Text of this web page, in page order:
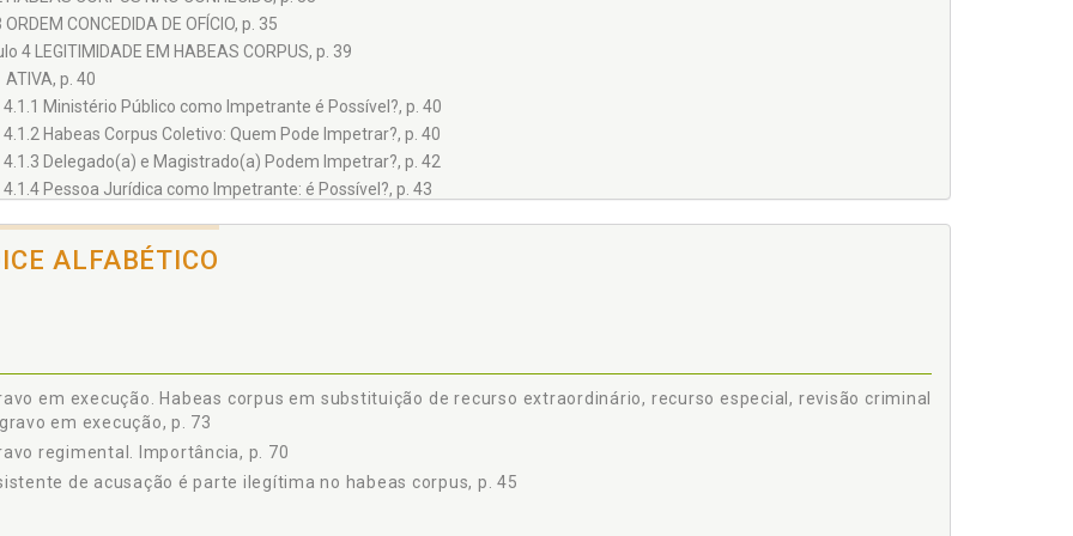
ORDEM CONCEDIDA DE OFÍCIO, p. 35
4 LEGITIMIDADE EM HABEAS CORPUS, p. 39
ATIVA, p. 40
4.1.1 Ministério Público como Impetrante é Possível?, p. 40
4.1.2 Habeas Corpus Coletivo: Quem Pode Impetrar?, p. 40
4.1.3 Delegado(a) e Magistrado(a) Podem Impetrar?, p. 42
4.1.4 Pessoa Jurídica como Impetrante: é Possível?, p. 43
4.2.1 Quem é Autoridade Coatora?, p. 43
4.2.2 Pessoa Jurídica como Paciente, p. 44
6 COMPETÊNCIA, p. 51
PEDIDO DE REVOGAÇÃO OU IMPETRAR HABEAS CORPUS: HÁ SUPRESSÃO DE INSTÂNCIA NA AUSÊNCIA DO PEDIDO DE
p. 52
LIMINAR EM HABEAS CORPUS: QUANDO PEDIR?, p. 54
ALFABÉTICO
em execução. Habeas corpus em substituição de recurso extraordinário, recurso especial, revisão criminal
em execução, p. 73
regimental. Importância, p. 70
de acusação é parte ilegítima no habeas corpus, p. 45